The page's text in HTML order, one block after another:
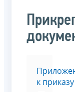
к приказу